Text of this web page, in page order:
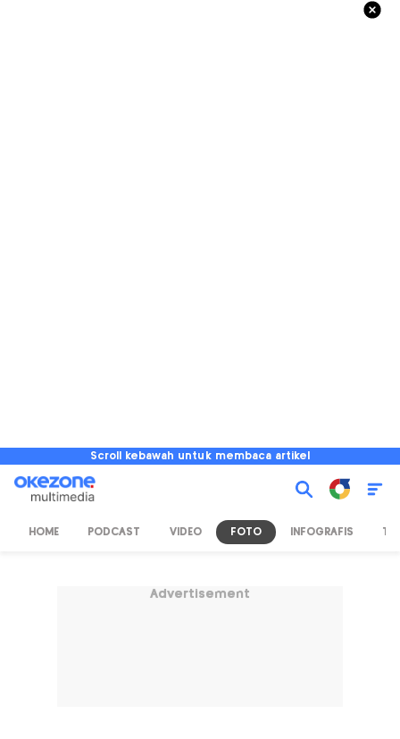
Scroll kebawah untuk membaca artikel
HOME PODCAST VIDEO FOTO INFOGRAFIS TV
Advertisement